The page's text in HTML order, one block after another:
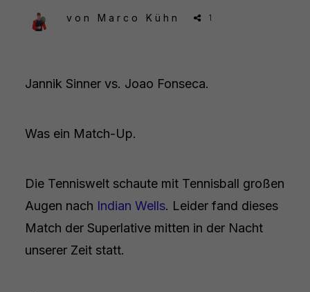
von Marco Kühn 1
Jannik Sinner vs. Joao Fonseca.
Was ein Match-Up.
Die Tenniswelt schaute mit Tennisball großen
Augen nach Indian Wells. Leider fand dieses
Match der Superlative mitten in der Nacht
unserer Zeit statt.